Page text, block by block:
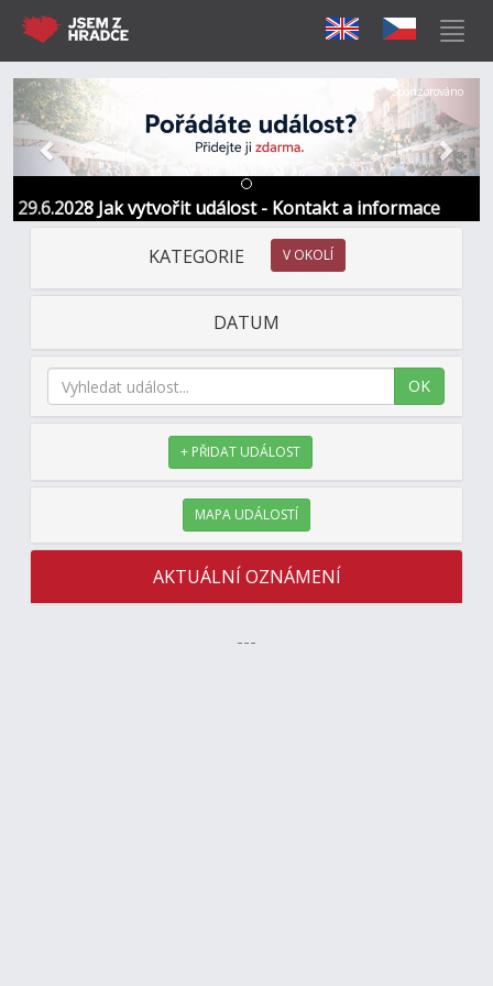
29.6.2028 Jak vytvořit událost - Kontakt a informace
Předchozí Další
Sponzorováno
KATEGORIE V OKOLÍ
DATUM
OK
+ PŘIDAT UDÁLOST
MAPA UDÁLOSTÍ
AKTUÁLNÍ OZNÁMENÍ
---